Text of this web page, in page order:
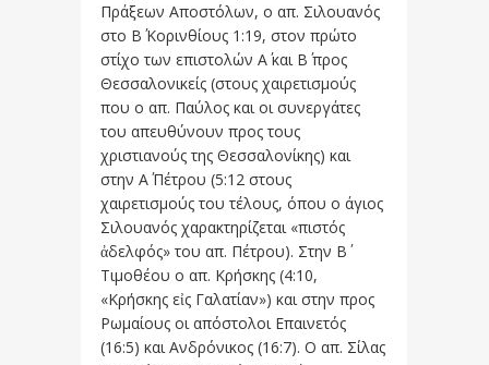
Πράξεων Αποστόλων, ο απ. Σιλουανός
στο Β΄ Κορινθίους 1:19, στον πρώτο
στίχο των επιστολών Α΄ και Β΄ προς
Θεσσαλονικείς (στους χαιρετισμούς
που ο απ. Παύλος και οι συνεργάτες
του απευθύνουν προς τους
χριστιανούς της Θεσσαλονίκης) και
στην Α΄ Πέτρου (5:12 στους
χαιρετισμούς του τέλους, όπου ο άγιος
Σιλουανός χαρακτηρίζεται «πιστός
ἀδελφός» του απ. Πέτρου). Στην Β΄
Τιμοθέου ο απ. Κρήσκης (4:10,
«Κρήσκης εἰς Γαλατίαν») και στην προς
Ρωμαίους οι απόστολοι Επαινετός
(16:5) και Ανδρόνικος (16:7). Ο απ. Σίλας